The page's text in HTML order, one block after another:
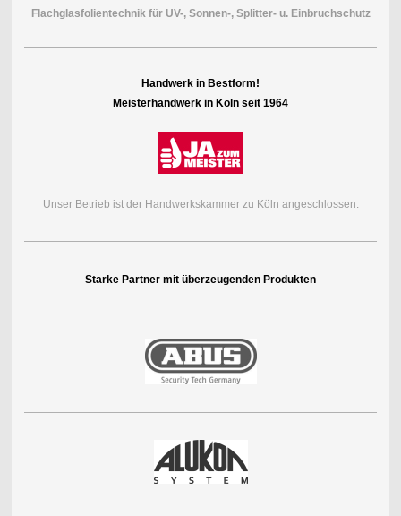
Flachglasfolientechnik für UV-, Sonnen-, Splitter- u. Einbruchschutz
Handwerk in Bestform!
Meisterhandwerk in Köln seit 1964
Unser Betrieb ist der Handwerkskammer zu Köln angeschlossen.
Starke Partner mit überzeugenden Produkten